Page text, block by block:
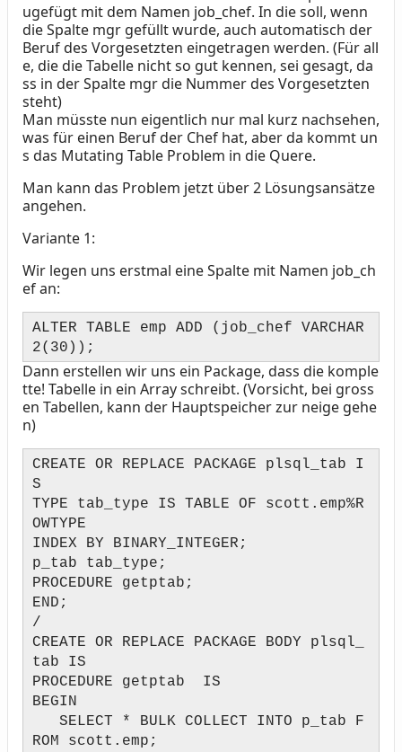
ugefügt mit dem Namen job_chef. In die soll, wenn
die Spalte mgr gefüllt wurde, auch automatisch der
Beruf des Vorgesetzten eingetragen werden. (Für all
e, die die Tabelle nicht so gut kennen, sei gesagt, da
ss in der Spalte mgr die Nummer des Vorgesetzten
steht)
Man müsste nun eigentlich nur mal kurz nachsehen,
was für einen Beruf der Chef hat, aber da kommt un
s das Mutating Table Problem in die Quere.
Man kann das Problem jetzt über 2 Lösungsansätze
angehen.
Variante 1:
Wir legen uns erstmal eine Spalte mit Namen job_ch
ef an:
ALTER TABLE emp ADD (job_chef VARCHAR
2(30));
Dann erstellen wir uns ein Package, dass die komple
tte! Tabelle in ein Array schreibt. (Vorsicht, bei gross
en Tabellen, kann der Hauptspeicher zur neige gehe
n)
CREATE OR REPLACE PACKAGE plsql_tab I
S
TYPE tab_type IS TABLE OF scott.emp%R
OWTYPE
INDEX BY BINARY_INTEGER;
p_tab tab_type;
PROCEDURE getptab;
END;
/
CREATE OR REPLACE PACKAGE BODY plsql_
tab IS
PROCEDURE getptab IS
BEGIN
SELECT * BULK COLLECT INTO p_tab F
ROM scott.emp;